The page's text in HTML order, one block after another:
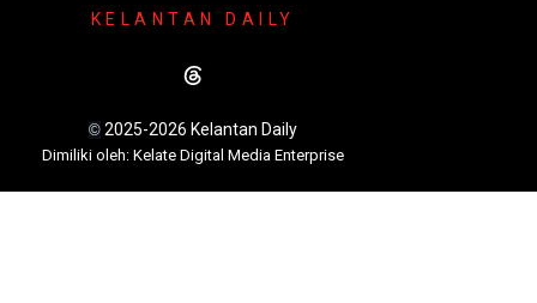
KELANTAN DAILY
© 2025-2026 Kelantan Daily
Dimiliki oleh: Kelate Digital Media Enterprise